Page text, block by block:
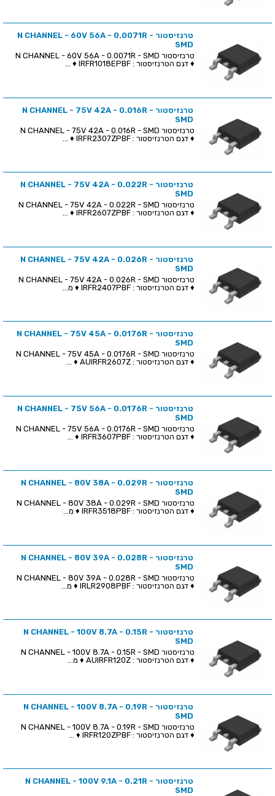
טרנזיסטור N CHANNEL - 60V 56A - 0.0071R -
SMD
♦ דגם הטרנזיסטור : IRFR1018EPBF ♦ ...
טרנזיסטור N CHANNEL - 75V 42A - 0.016R -
SMD
♦ דגם הטרנזיסטור : IRFR2307ZPBF ♦ ...
טרנזיסטור N CHANNEL - 75V 42A - 0.022R -
SMD
♦ דגם הטרנזיסטור : IRFR2607ZPBF ♦ ...
טרנזיסטור N CHANNEL - 75V 42A - 0.026R -
SMD
♦ דגם הטרנזיסטור : IRFR2407PBF ♦ מ...
טרנזיסטור N CHANNEL - 75V 45A - 0.0176R -
SMD
♦ דגם הטרנזיסטור : AUIRFR2607Z ♦ ...
טרנזיסטור N CHANNEL - 75V 56A - 0.0176R -
SMD
♦ דגם הטרנזיסטור : IRFR3607PBF ♦ ...
טרנזיסטור N CHANNEL - 80V 38A - 0.029R -
SMD
♦ דגם הטרנזיסטור : IRFR3518PBF ♦ מ...
טרנזיסטור N CHANNEL - 80V 39A - 0.028R -
SMD
♦ דגם הטרנזיסטור : IRLR2908PBF ♦ מ...
טרנזיסטור N CHANNEL - 100V 8.7A - 0.15R -
SMD
♦ דגם הטרנזיסטור : AUIRFR120Z ♦ מ...
טרנזיסטור N CHANNEL - 100V 8.7A - 0.19R -
SMD
♦ דגם הטרנזיסטור : IRFR120ZPBF ♦ ...
טרנזיסטור N CHANNEL - 100V 9.1A - 0.21R -
SMD